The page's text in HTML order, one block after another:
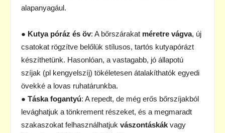
alapanyagául.
● Kutya póráz és öv: A bőrszárakat méretre vágva, új
csatokat rögzítve belőlük stílusos, tartós kutyapórázt
készíthetünk. Hasonlóan, a vastagabb, jó állapotú
szíjak (pl kengyelszíj) tökéletesen átalakíthatók egyedi
övekké a lovas ruhatárunkba.
● Táska fogantyú: A repedt, de még erős bőrszíjakból
levághatjuk a tönkrement részeket, és a megmaradt
szakaszokat felhasználhatjuk vászontáskák vagy